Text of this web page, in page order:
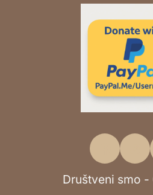
Društveni smo -